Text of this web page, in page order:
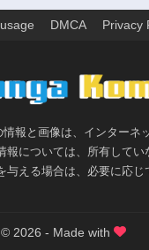
DMCA Privacy
報と画像は、インターネ
報については、所有してい
与える場合は、必要に応じ
© 2026 - Made with